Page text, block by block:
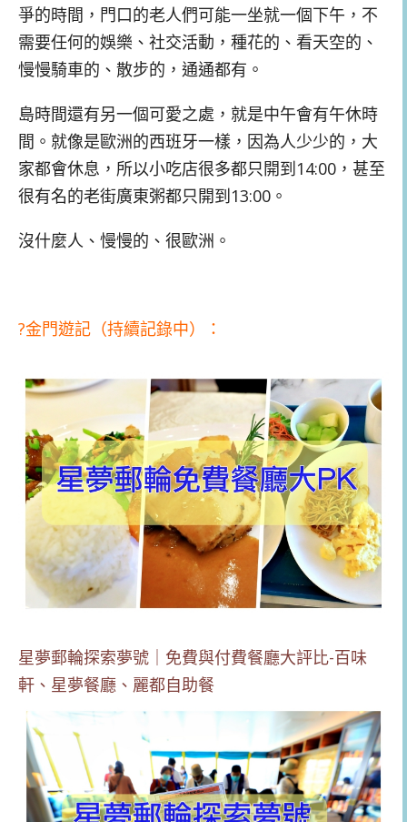
爭的時間，門口的老人們可能一坐就一個下午，不
需要任何的娛樂、社交活動，種花的、看天空的、
慢慢騎車的、散步的，通通都有。
島時間還有另一個可愛之處，就是中午會有午休時
間。就像是歐洲的西班牙一樣，因為人少少的，大
家都會休息，所以小吃店很多都只開到14:00，甚至
很有名的老街廣東粥都只開到13:00。
沒什麼人、慢慢的、很歐洲。
?金門遊記（持續記錄中）：
星夢郵輪探索夢號｜免費與付費餐廳大評比-百味
軒、星夢餐廳、麗都自助餐